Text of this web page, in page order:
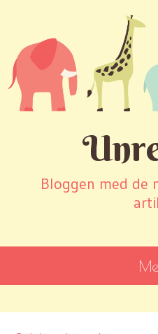
Bloggen med de
CONTENT